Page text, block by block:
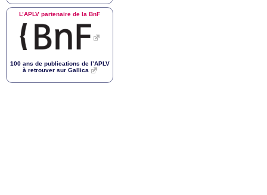
L’APLV partenaire de la BnF
100 ans de publications de l’APLV
à retrouver sur Gallica